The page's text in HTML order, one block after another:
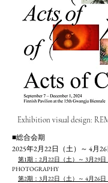
Exhibition visual design:
■総合会期
2025年2月22日（土）～ 4月26
第1期：2月22日（土）～ 3月29日
PHOTOGRAPHY
第2期：3月22日（土）～ 4月26日